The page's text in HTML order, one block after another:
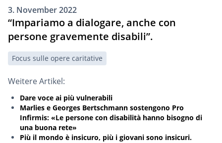
3. November 2022
“Impariamo a dialogare, anche con
persone gravemente disabili”.
Focus sulle opere caritative
Weitere Artikel:
Dare voce ai più vulnerabili
Marlies e Georges Bertschmann sostengono Pro
Infirmis: «Le persone con disabilità hanno bisogno di
una buona rete»
Più il mondo è insicuro, più i giovani sono insicuri.